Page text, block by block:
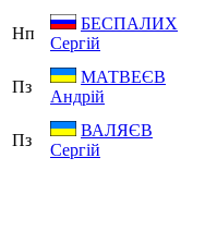
Нп
БЕСПАЛИХ
Сергій
Пз
МАТВЕЄВ
Андрій
Пз
ВАЛЯЄВ
Сергій